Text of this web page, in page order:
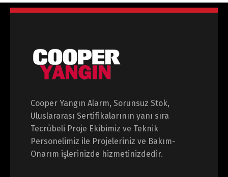
Cooper Yangın Alarm, Sorunsuz Stok,
Uluslararası Sertifikalarının yanı sıra
Tecrübeli Proje Ekibimiz ve Teknik
Personelimiz ile Projeleriniz ve Bakım-
Onarım işlerinizde hizmetinizdedir.